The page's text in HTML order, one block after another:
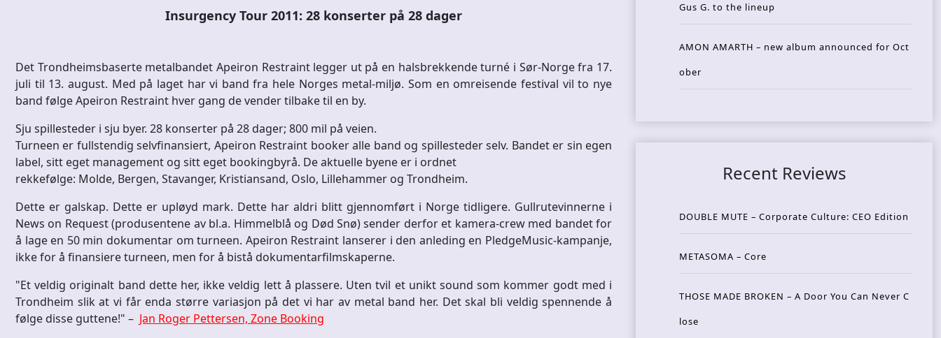
Insurgency Tour 2011: 28 konserter på 28 dager
Det Trondheimsbaserte metalbandet Apeiron Restraint legger ut på en halsbrekkende turné i Sør-Norge fra 17.
juli til 13. august. Med på laget har vi band fra hele Norges metal-miljø. Som en omreisende festival vil to nye
band følge Apeiron Restraint hver gang de vender tilbake til en by.
Sju spillesteder i sju byer. 28 konserter på 28 dager; 800 mil på veien.
Turneen er fullstendig selvfinansiert, Apeiron Restraint booker alle band og spillesteder selv. Bandet er sin egen
label, sitt eget management og sitt eget bookingbyrå. De aktuelle byene er i ordnet
rekkefølge: Molde, Bergen, Stavanger, Kristiansand, Oslo, Lillehammer og Trondheim.
Dette er galskap. Dette er upløyd mark. Dette har aldri blitt gjennomført i Norge tidligere. Gullrutevinnerne i
News on Request (produsentene av bl.a. Himmelblå og Død Snø) sender derfor et kamera-crew med bandet for
å lage en 50 min dokumentar om turneen. Apeiron Restraint lanserer i den anleding en PledgeMusic-kampanje,
ikke for å finansiere turneen, men for å bistå dokumentarfilmskaperne.
"Et veldig originalt band dette her, ikke veldig lett å plassere. Uten tvil et unikt sound som kommer godt med i
Trondheim slik at vi får enda større variasjon på det vi har av metal band her. Det skal bli veldig spennende å
følge disse guttene!" – Jan Roger Pettersen, Zone Booking
Gus G. to the lineup
AMON AMARTH – new album announced for Oct
ober
Recent Reviews
DOUBLE MUTE – Corporate Culture: CEO Edition
METASOMA – Core
THOSE MADE BROKEN – A Door You Can Never C
lose